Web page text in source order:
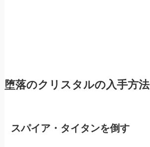
堕落のクリスタルの入手方法
スパイア・タイタンを倒す